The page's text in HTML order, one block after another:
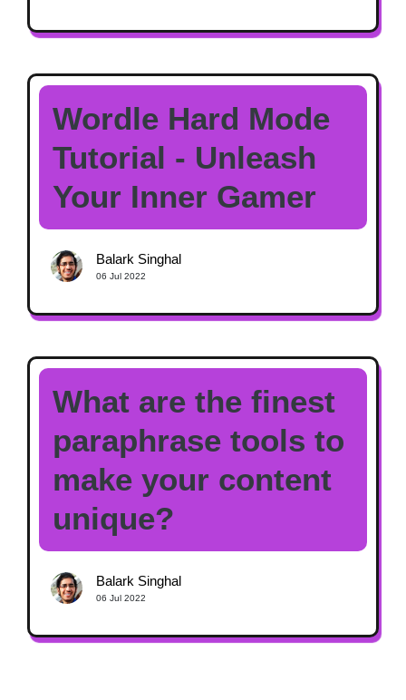
Wordle Hard Mode
Tutorial - Unleash
Your Inner Gamer
Balark Singhal
06 Jul 2022
What are the finest
paraphrase tools to
make your content
unique?
Balark Singhal
06 Jul 2022